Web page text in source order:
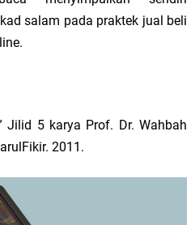
salam pada praktek jual beli
Jilid 5 karya Prof. Dr. Wahbah
2011.